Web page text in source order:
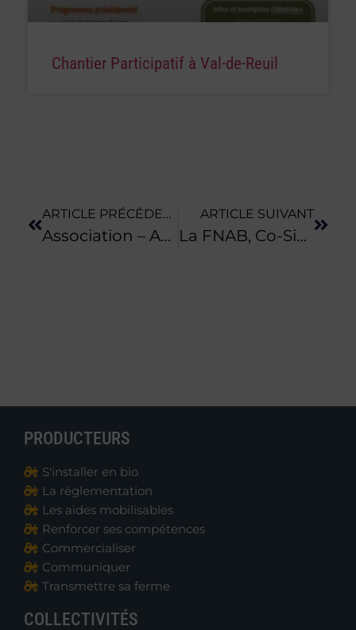
Chantier Participatif à Val-de-Reuil
ARTICLE PRÉCÉDENT
Association – Abattage Mobile
ARTICLE SUIVANT
La FNAB, Co-Signataire D’une Tribune
PRODUCTEURS
S'installer en bio
La réglementation
Les aides mobilisables
Renforcer ses compétences
Commercialiser
Communiquer
Transmettre sa ferme
COLLECTIVITÉS